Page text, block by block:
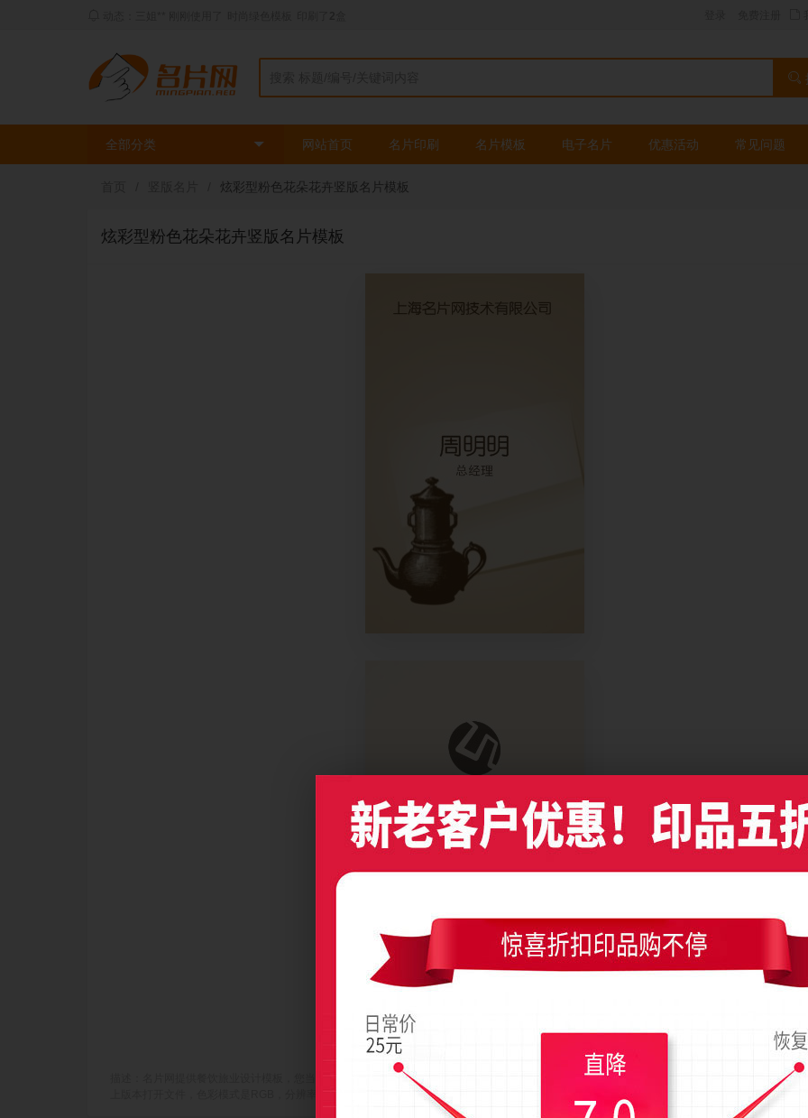
全部分类 网站首页 名片印刷 名片模板 电子名片 优惠活动 常见问题
炫彩型粉色花朵花卉竖版名片模板
炫彩型粉色花朵花卉竖版名片模板
描述：名片网提供餐饮旅业设计模板，您当前访问作品主题是炫彩型粉色花朵花卉竖版名片模板，编号是8756，文件格式PDF，请使用Illustrator
上版本打开文件，色彩模式是RGB，分辨率是300dpi(像素/英寸)，成品尺寸是54x90毫米；上传时间为2018-11-30 04:12 星期五